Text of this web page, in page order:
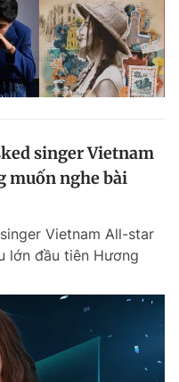
singer Vietnam
muốn nghe bài
Vietnam All-star
lớn đầu tiên Hương